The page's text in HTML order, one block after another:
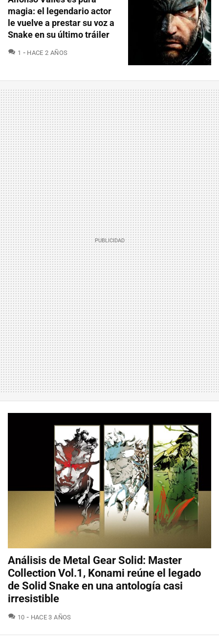
magia: el legendario actor
le vuelve a prestar su voz a
Snake en su último tráiler
1 COMENTARIOS
HACE 2 AÑOS
Análisis de Metal Gear Solid: Master
Collection Vol.1, Konami reúne el legado
de Solid Snake en una antología casi
irresistible
10 COMENTARIOS
HACE 3 AÑOS